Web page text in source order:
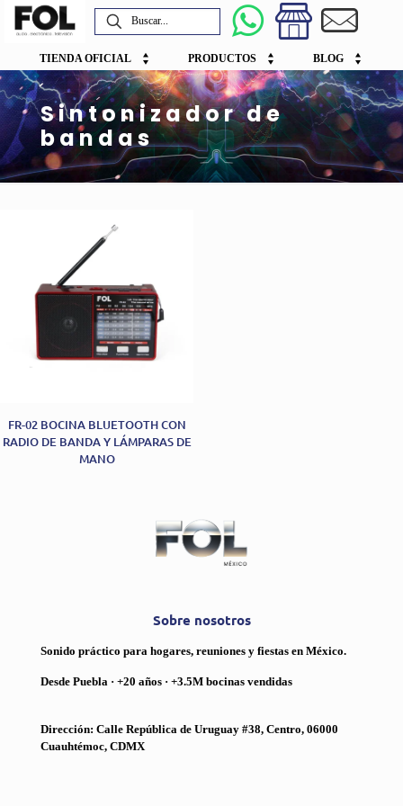
TIENDA OFICIAL PRODUCTOS BLOG
Sintonizador de
bandas
FR-02 BOCINA BLUETOOTH CON
RADIO DE BANDA Y LÁMPARAS DE
MANO
Sobre nosotros
Sonido práctico para hogares, reuniones y fiestas en México.
Desde Puebla · +20 años · +3.5M bocinas vendidas
Dirección: Calle República de Uruguay #38, Centro, 06000
Cuauhtémoc, CDMX